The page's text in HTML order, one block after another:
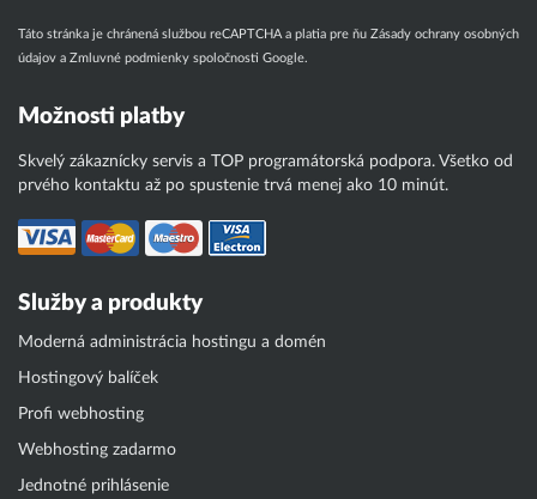
Táto stránka je chránená službou reCAPTCHA a platia pre ňu Zásady ochrany osobných
údajov a Zmluvné podmienky spoločnosti Google.
Možnosti platby
Skvelý zákaznícky servis a TOP programátorská podpora. Všetko od
prvého kontaktu až po spustenie trvá menej ako 10 minút.
Služby a produkty
Moderná administrácia hostingu a domén
Hostingový balíček
Profi webhosting
Webhosting zadarmo
Jednotné prihlásenie